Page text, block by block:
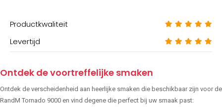
Productkwaliteit
Levertijd
Ontdek de voortreffelijke smaken
Ontdek de verscheidenheid aan heerlijke smaken die beschikbaar zijn voor de
RandM Tornado 9000 en vind degene die perfect bij uw smaak past: